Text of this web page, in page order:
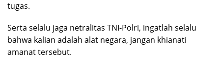
tugas.
Serta selalu jaga netralitas TNI-Polri, ingatlah selalu
bahwa kalian adalah alat negara, jangan khianati
amanat tersebut.